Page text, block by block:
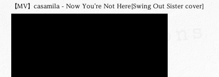
【MV】casamila - Now You're Not Here[Swing Out Sister cover]